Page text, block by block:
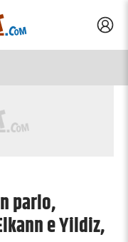
parlo,
e Yildiz,